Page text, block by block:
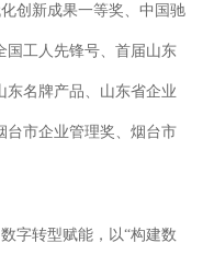
创新成果一等奖、中国驰
国工人先锋号、首届山东
东名牌产品、山东省企业
台市企业管理奖、烟台市
字转型赋能，以“构建数